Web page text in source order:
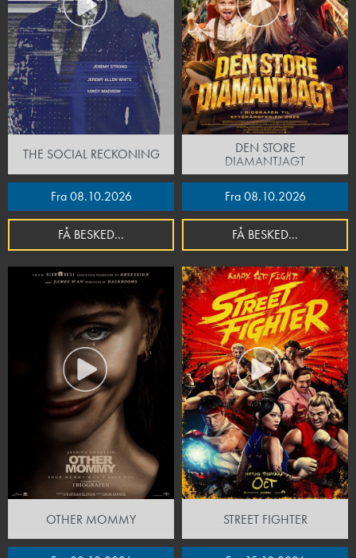
THE SOCIAL RECKONING
Fra 08.10.2026
FÅ BESKED...
DEN STORE
DIAMANTJAGT
Fra 08.10.2026
FÅ BESKED...
OTHER MOMMY STREET FIGHTER